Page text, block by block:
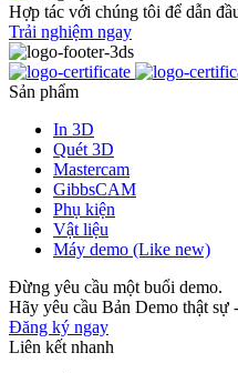
Hợp tác với chúng tôi để dẫn
Trải nghiệm ngay
Sản phẩm
In 3D
Quét 3D
Mastercam
GibbsCAM
Phụ kiện
Vật liệu
Máy demo (Like new)
Đừng yêu cầu một buổi demo.
Hãy yêu cầu Bản Demo thật sự
Đăng ký ngay
Liên kết nhanh